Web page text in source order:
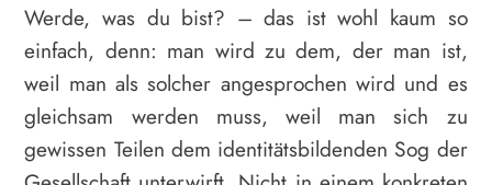
Werde, was du bist? – das ist wohl kaum so
einfach, denn: man wird zu dem, der man ist,
weil man als solcher angesprochen wird und es
gleichsam werden muss, weil man sich zu
gewissen Teilen dem identitätsbildenden Sog der